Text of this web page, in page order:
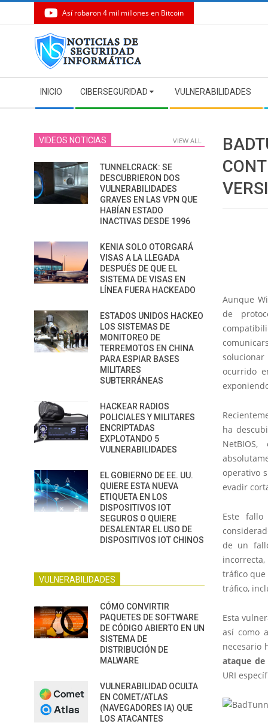
Así robaron 4 mil millones en Bitcoin
Navigation
Menu
INICIO CIBERSEGURIDAD VULNERABILIDADES
Aunque
de
ocurrido
ha
operativo
evadir
Este fallo
de un
incorrecta,
tráfico que
tráfico,
Esta
así como
necesario
ataque de
URI
VIDEOS NOTICIAS VIEW ALL
TUNNELCRACK: SE
DESCUBRIERON DOS
VULNERABILIDADES
GRAVES EN LAS VPN QUE
HABÍAN ESTADO
INACTIVAS DESDE 1996
KENIA SOLO OTORGARÁ
VISAS A LA LLEGADA
DESPUÉS DE QUE EL
SISTEMA DE VISAS EN
LÍNEA FUERA HACKEADO
ESTADOS UNIDOS HACKEO
LOS SISTEMAS DE
MONITOREO DE
TERREMOTOS EN CHINA
PARA ESPIAR BASES
MILITARES
SUBTERRÁNEAS
HACKEAR RADIOS
POLICIALES Y MILITARES
ENCRIPTADAS
EXPLOTANDO 5
VULNERABILIDADES
EL GOBIERNO DE EE. UU.
QUIERE ESTA NUEVA
ETIQUETA EN LOS
DISPOSITIVOS IOT
SEGUROS O QUIERE
DESALENTAR EL USO DE
DISPOSITIVOS IOT CHINOS
VULNERABILIDADES
CÓMO CONVIRTIR
PAQUETES DE SOFTWARE
DE CÓDIGO ABIERTO EN UN
SISTEMA DE
DISTRIBUCIÓN DE
MALWARE
VULNERABILIDAD OCULTA
EN COMET/ATLAS
(NAVEGADORES IA) QUE
LOS ATACANTES